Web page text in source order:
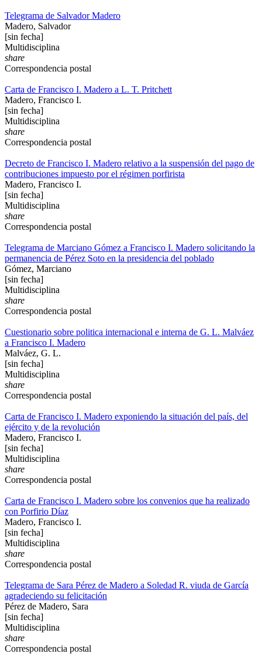
Telegrama de Salvador Madero
Madero, Salvador
[sin fecha]
Multidisciplina
share
Correspondencia postal
Carta de Francisco I. Madero a L. T. Pritchett
Madero, Francisco I.
[sin fecha]
Multidisciplina
share
Correspondencia postal
Decreto de Francisco I. Madero relativo a la suspensión del pago de
contribuciones impuesto por el régimen porfirista
Madero, Francisco I.
[sin fecha]
Multidisciplina
share
Correspondencia postal
Telegrama de Marciano Gómez a Francisco I. Madero solicitando la
permanencia de Pérez Soto en la presidencia del poblado
Gómez, Marciano
[sin fecha]
Multidisciplina
share
Correspondencia postal
Cuestionario sobre politica internacional e interna de G. L. Malváez
a Francisco I. Madero
Malváez, G. L.
[sin fecha]
Multidisciplina
share
Correspondencia postal
Carta de Francisco I. Madero exponiendo la situación del país, del
ejército y de la revolución
Madero, Francisco I.
[sin fecha]
Multidisciplina
share
Correspondencia postal
Carta de Francisco I. Madero sobre los convenios que ha realizado
con Porfirio Díaz
Madero, Francisco I.
[sin fecha]
Multidisciplina
share
Correspondencia postal
Telegrama de Sara Pérez de Madero a Soledad R. viuda de García
agradeciendo su felicitación
Pérez de Madero, Sara
[sin fecha]
Multidisciplina
share
Correspondencia postal